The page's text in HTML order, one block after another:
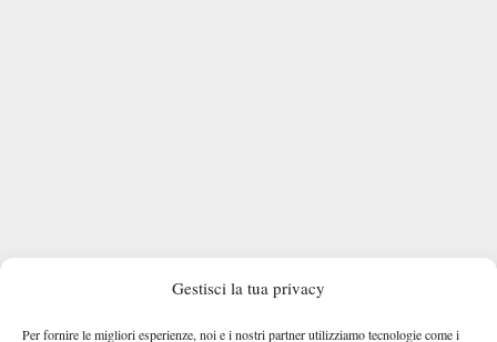
Gestisci la tua privacy
Per fornire le migliori esperienze, noi e i nostri partner utilizziamo tecnologie come i